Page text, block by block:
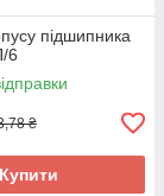
підшипника
6
₴
Купити